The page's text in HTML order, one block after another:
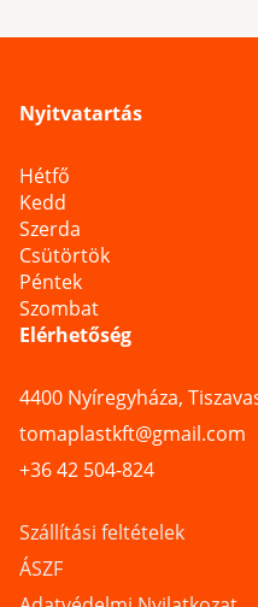
Nyitvatartás
Hétfő
Kedd
Szerda
Csütörtök
Péntek
Szombat
Elérhetőség
4400 Nyíregyháza,
tomaplastkft@gmail.com
+36 42 504-824
Szállítási feltételek
ÁSZF